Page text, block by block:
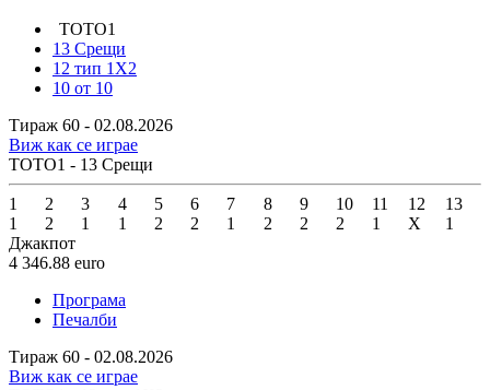
ТОТО1
13 Срещи
12 тип 1X2
10 от 10
Тираж 60 - 02.08.2026
Виж как се играе
ТОТО1 - 13 Срещи
1
1
2
2
3
1
4
1
5
2
6
2
7
1
8
2
9
2
10
2
11
1
12
X
13
1
Джакпот
4 346.88 euro
Програма
Печалби
Тираж 60 - 02.08.2026
Виж как се играе